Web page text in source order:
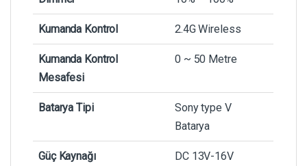
Kumanda Kontrol 2.4G Wireless
Kumanda Kontrol
Mesafesi
0 ~ 50 Metre
Batarya Tipi
Sony type V
Batarya
Güç Kaynağı DC 13V-16V